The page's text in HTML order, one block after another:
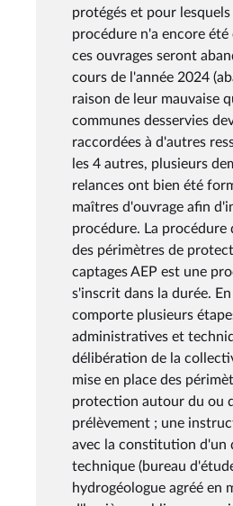
protégés et pour
procédure n'a encore été
ces ouvrages seront
cours de l'année 2024
raison de leur mauvaise
communes desservies
raccordées à d'autres
les 4 autres, plusieurs
relances ont bien été
maîtres d'ouvrage afin
procédure. La procédure
des périmètres de
captages AEP est une
s'inscrit dans la durée.
comporte plusieurs
administratives et
délibération de la
mise en place des
protection autour du ou
prélèvement ; une
avec la constitution d'un
technique (bureau
hydrogéologue agréé en